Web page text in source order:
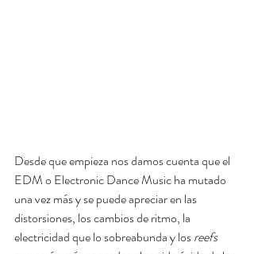
Desde que empieza nos damos cuenta que el
EDM o Electronic Dance Music ha mutado
una vez más y se puede apreciar en las
distorsiones, los cambios de ritmo, la
electricidad que lo sobreabunda y los reefs